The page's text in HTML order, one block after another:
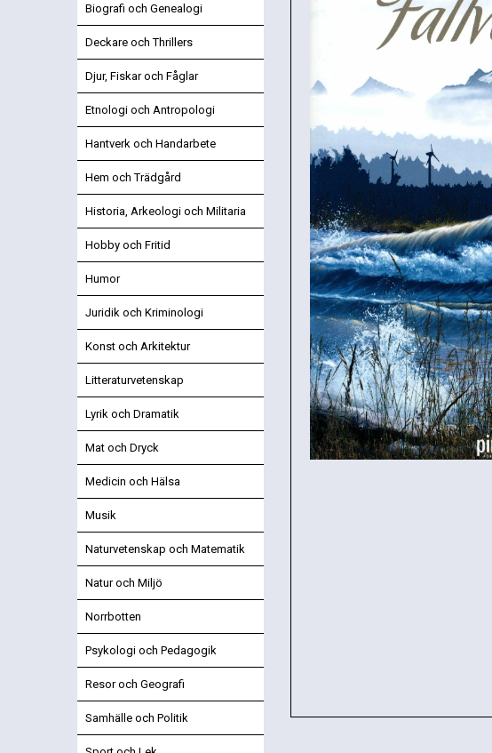
Biografi och Genealogi
Deckare och Thrillers
Djur, Fiskar och Fåglar
Etnologi och Antropologi
Hantverk och Handarbete
Hem och Trädgård
Historia, Arkeologi och Militaria
Hobby och Fritid
Humor
Juridik och Kriminologi
Konst och Arkitektur
Litteraturvetenskap
Lyrik och Dramatik
Mat och Dryck
Medicin och Hälsa
Musik
Naturvetenskap och Matematik
Natur och Miljö
Norrbotten
Psykologi och Pedagogik
Resor och Geografi
Samhälle och Politik